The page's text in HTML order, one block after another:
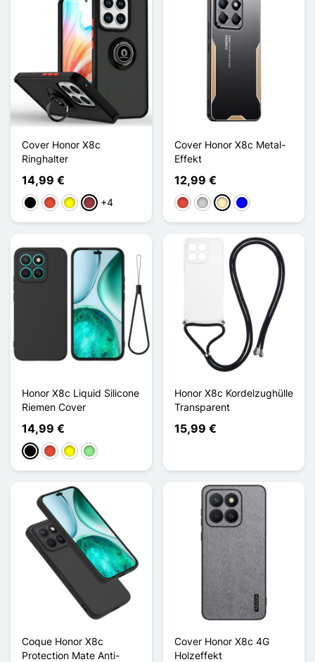
Cover Honor X8c
Ringhalter
14,99 €
Schwarz
Rot GelbDunkelrot
+4
Cover Honor X8c Metal-
Effekt
12,99 €
Rot SilberGolden
Blau
Honor X8c Liquid Silicone
Riemen Cover
14,99 €
Schwarz
Rot GelbHellgrün
Honor X8c Kordelzughülle
Transparent
15,99 €
Coque Honor X8c
Protection Mate Anti-
Cover Honor X8c 4G
Holzeffekt